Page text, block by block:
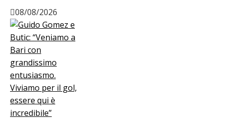
08/08/2026